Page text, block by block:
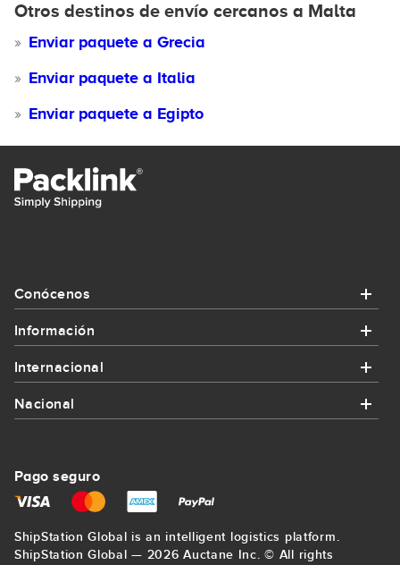
Otros destinos de envío cercanos a Malta
Enviar paquete a Grecia
Enviar paquete a Italia
Enviar paquete a Egipto
Conócenos
Regístrate
Información
Promociones y cupones
Envíos para empresas
Precio mínimo garantizado
Internacional
Enviar paquete a Francia
Enviar paquete a Estados Unidos
Nacional
Enviar paquete a Bilbao
Enviar paquete a La Coruña
Pago seguro
ShipStation Global is an intelligent logistics platform.
ShipStation Global — 2026 Auctane Inc. © All rights